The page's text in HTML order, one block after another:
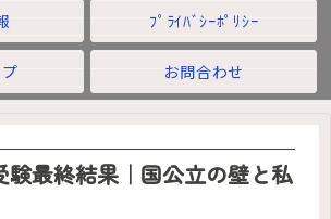
ﾌﾟﾗｲﾊﾞｼｰﾎﾟﾘｼｰ
お問合わせ
験最終結果｜国公立の壁と私